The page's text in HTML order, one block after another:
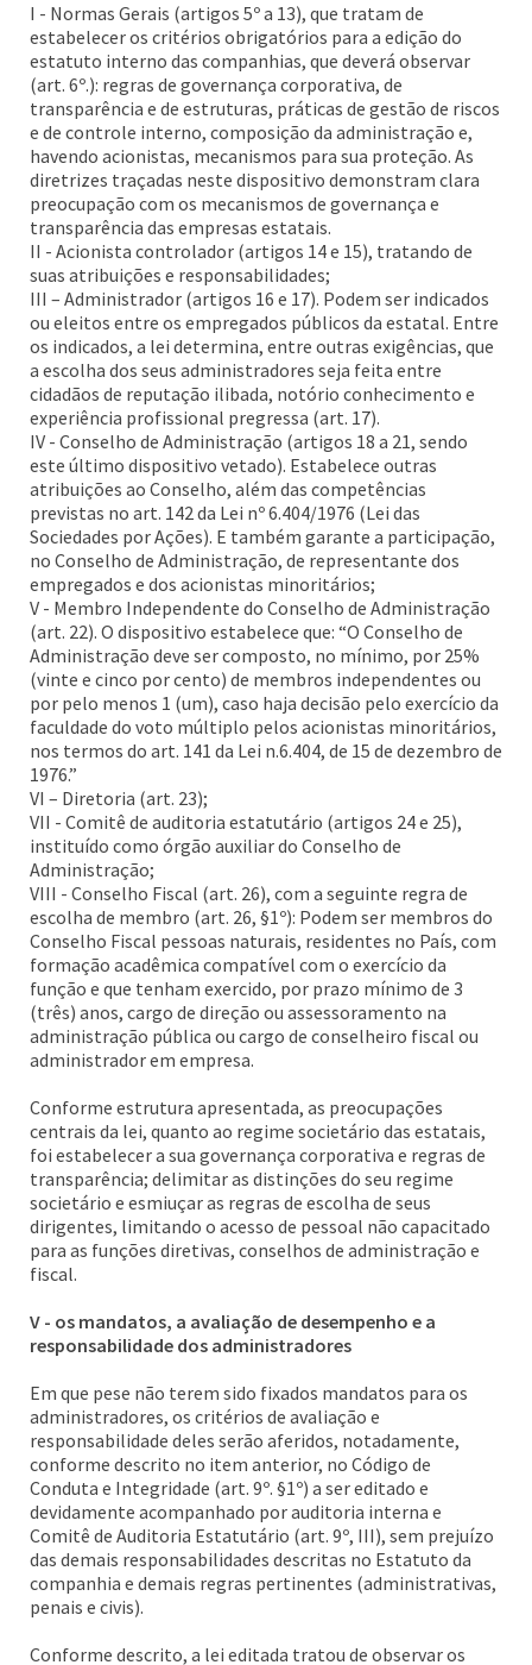
I - Normas Gerais (artigos 5º a 13), que tratam de
estabelecer os critérios obrigatórios para a edição do
estatuto interno das companhias, que deverá observar
(art. 6º.): regras de governança corporativa, de
transparência e de estruturas, práticas de gestão de riscos
e de controle interno, composição da administração e,
havendo acionistas, mecanismos para sua proteção. As
diretrizes traçadas neste dispositivo demonstram clara
preocupação com os mecanismos de governança e
transparência das empresas estatais.
II - Acionista controlador (artigos 14 e 15), tratando de
suas atribuições e responsabilidades;
III – Administrador (artigos 16 e 17). Podem ser indicados
ou eleitos entre os empregados públicos da estatal. Entre
os indicados, a lei determina, entre outras exigências, que
a escolha dos seus administradores seja feita entre
cidadãos de reputação ilibada, notório conhecimento e
experiência profissional pregressa (art. 17).
IV - Conselho de Administração (artigos 18 a 21, sendo
este último dispositivo vetado). Estabelece outras
atribuições ao Conselho, além das competências
previstas no art. 142 da Lei nº 6.404/1976 (Lei das
Sociedades por Ações). E também garante a participação,
no Conselho de Administração, de representante dos
empregados e dos acionistas minoritários;
V - Membro Independente do Conselho de Administração
(art. 22). O dispositivo estabelece que: “O Conselho de
Administração deve ser composto, no mínimo, por 25%
(vinte e cinco por cento) de membros independentes ou
por pelo menos 1 (um), caso haja decisão pelo exercício da
faculdade do voto múltiplo pelos acionistas minoritários,
nos termos do art. 141 da Lei n.6.404, de 15 de dezembro de
1976.”
VI – Diretoria (art. 23);
VII - Comitê de auditoria estatutário (artigos 24 e 25),
instituído como órgão auxiliar do Conselho de
Administração;
VIII - Conselho Fiscal (art. 26), com a seguinte regra de
escolha de membro (art. 26, §1º): Podem ser membros do
Conselho Fiscal pessoas naturais, residentes no País, com
formação acadêmica compatível com o exercício da
função e que tenham exercido, por prazo mínimo de 3
(três) anos, cargo de direção ou assessoramento na
administração pública ou cargo de conselheiro fiscal ou
administrador em empresa.
Conforme estrutura apresentada, as preocupações
centrais da lei, quanto ao regime societário das estatais,
foi estabelecer a sua governança corporativa e regras de
transparência; delimitar as distinções do seu regime
societário e esmiuçar as regras de escolha de seus
dirigentes, limitando o acesso de pessoal não capacitado
para as funções diretivas, conselhos de administração e
fiscal.
V - os mandatos, a avaliação de desempenho e a
responsabilidade dos administradores
Em que pese não terem sido fixados mandatos para os
administradores, os critérios de avaliação e
responsabilidade deles serão aferidos, notadamente,
conforme descrito no item anterior, no Código de
Conduta e Integridade (art. 9º. §1º) a ser editado e
devidamente acompanhado por auditoria interna e
Comitê de Auditoria Estatutário (art. 9º, III), sem prejuízo
das demais responsabilidades descritas no Estatuto da
companhia e demais regras pertinentes (administrativas,
penais e civis).
Conforme descrito, a lei editada tratou de observar os